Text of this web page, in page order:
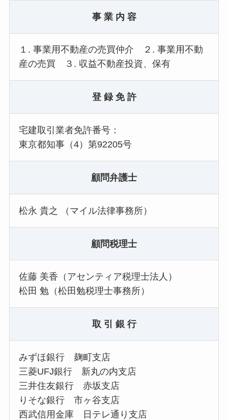
事 業 内 容
１. 事業用不動産の売買仲介 ２. 事業用不動
産の売買 ３. 収益不動産投資、保有
登 録 免 許
宅建取引業者免許番号：
東京都知事（4）第92205号
顧問弁護士
松永 貴之 （マイル法律事務所）
顧問税理士
佐藤 美香（アセンティア税理士法人）
松田 勉（松田勉税理士事務所）
取 引 銀 行
みずほ銀行 麹町支店
三菱UFJ銀行 新丸の内支店
三井住友銀行 赤坂支店
りそな銀行 市ヶ谷支店
西武信用金庫 日テレ通り支店